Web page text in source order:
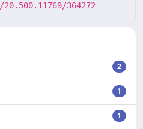
364272
2
1
1